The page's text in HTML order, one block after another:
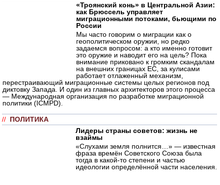
«Троянский конь» в Центральной Азии:
как Брюссель управляет
миграционными потоками, бьющими по
России
Мы часто говорим о миграции как о
геополитическом оружии, но редко
задаемся вопросом: а кто именно готовит
это оружие и наводит его на цель? Пока
внимание приковано к громким скандалам
на внешних границах ЕС, за кулисами
работает отлаженный механизм,
перестраивающий миграционные системы целых регионов под
диктовку Запада. И один из главных архитекторов этого процесса
— Международная организация по разработке миграционной
политики (ICMPD).
// ПОЛИТИКА
Лидеры страны советов: жизнь не
взаймы
«Слухами земля полнится…» — известная
фраза времён Советского Союза была
тогда в какой-то степени и частью
идеологии определённой части населения.